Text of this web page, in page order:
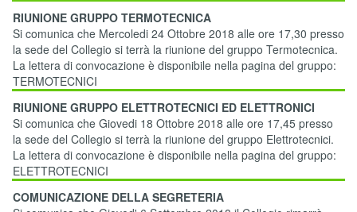
RIUNIONE GRUPPO TERMOTECNICA
Si comunica che Mercoledi 24 Ottobre 2018 alle ore 17,30 presso
la sede del Collegio si terrà la riunione del gruppo Termotecnica.
La lettera di convocazione è disponibile nella pagina del gruppo:
TERMOTECNICI
RIUNIONE GRUPPO ELETTROTECNICI ED ELETTRONICI
Si comunica che Giovedi 18 Ottobre 2018 alle ore 17,45 presso
la sede del Collegio si terrà la riunione del gruppo Elettrotecnici.
La lettera di convocazione è disponibile nella pagina del gruppo:
ELETTROTECNICI
COMUNICAZIONE DELLA SEGRETERIA